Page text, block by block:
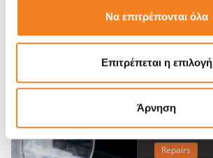
Να επιτρέπονται όλα
Επιτρέπεται η επιλογή
Άρνηση
Repairs